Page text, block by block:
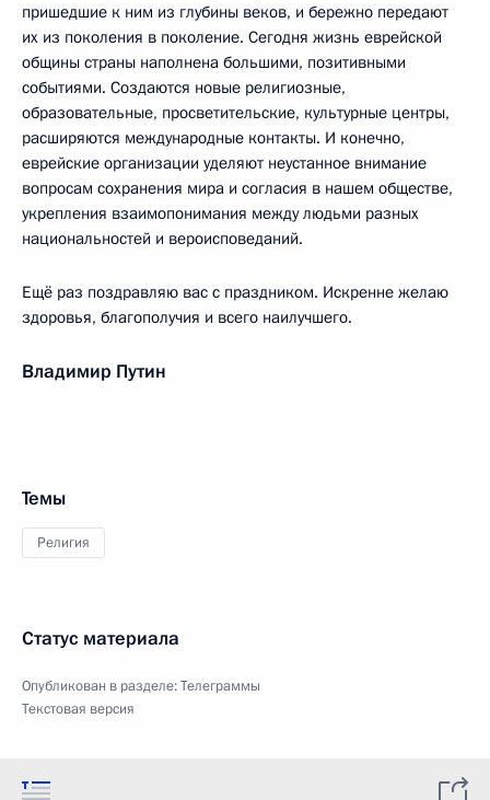
пришедшие к ним из глубины веков, и бережно передают
их из поколения в поколение. Сегодня жизнь еврейской
общины страны наполнена большими, позитивными
событиями. Создаются новые религиозные,
образовательные, просветительские, культурные центры,
расширяются международные контакты. И конечно,
еврейские организации уделяют неустанное внимание
вопросам сохранения мира и согласия в нашем обществе,
укрепления взаимопонимания между людьми разных
национальностей и вероисповеданий.
Ещё раз поздравляю вас с праздником. Искренне желаю
здоровья, благополучия и всего наилучшего.
Владимир Путин
Темы
Религия
Статус материала
Опубликован в разделе:Телеграммы
Текстовая версия